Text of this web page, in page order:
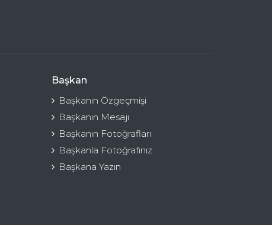
Başkan
Başkanın Özgeçmişi
Başkanın Mesajı
Başkanın Fotoğrafları
Başkanla Fotoğrafınız
Başkana Yazın